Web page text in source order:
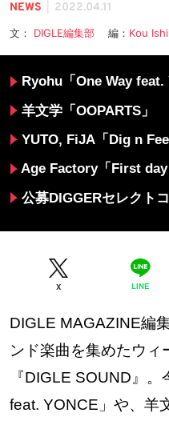
NEWS 2022.04.11
文： DIGLE編集部 編： Kou
Ryohu「One Way feat.
羊文学「OOPARTS」
YUTO, FiJA「Dig n Feel
Age Factory「First day
公募DIGGERセレクト
X LINE
DIGLE MAGAZINE編
ンド楽曲を集めたウィ
『DIGLE SOUND』
feat. YONCE」や、羊